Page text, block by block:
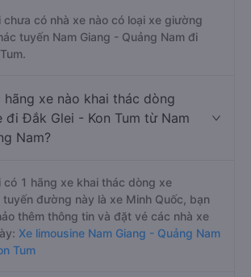
chưa có nhà xe nào có loại xe giường
tuyến Nam Giang - Quảng Nam đi
hãng xe nào khai thác dòng
đi Đắk Glei - Kon Tum từ Nam
Nam?
có 1 hãng xe khai thác dòng xe
tuyến đường này là xe Minh Quốc, bạn
thêm thông tin và đặt vé các nhà xe
Xe limousine Nam Giang - Quảng Nam
Tum